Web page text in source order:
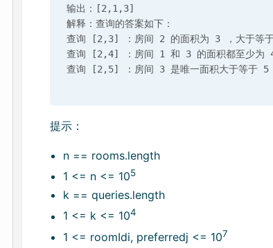
输出：[2,1,3]
解释：查询的答案如下：
查询 [2,3] ：房间 2 的面积为 3 ，大于等
查询 [2,4] ：房间 1 和 3 的面积都至少为 4
提示：
n == rooms.length
1 <= n <= 105
k == queries.length
1 <= k <= 104
1 <= roomIdi, preferredj <= 107